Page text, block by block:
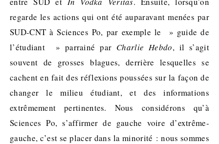
regarde les actions qui ont été auparavant menées par
SUD-CNT à Sciences Po, par exemple le » guide de
l’étudiant » parrainé par Charlie Hebdo, il s’agit
souvent de grosses blagues, derrière lesquelles se
cachent en fait des réflexions poussées sur la façon de
changer le milieu étudiant, et des informations
extrêmement pertinentes. Nous considérons qu’à
Sciences Po, s’affirmer de gauche voire d’extrême-
gauche, c’est se placer dans la minorité : nous sommes